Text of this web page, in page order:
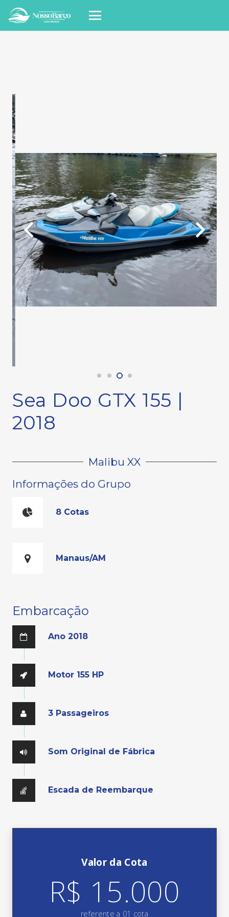
Sea Doo GTX 155 |
2018
Malibu XX
Informações do Grupo
8 Cotas
Manaus/AM
Embarcação
Ano 2018
Motor 155 HP
3 Passageiros
Som Original de Fábrica
Escada de Reembarque
Valor da Cota
R$ 15.000
referente a 01 cota